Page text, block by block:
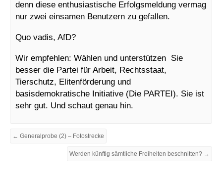
denn diese enthusiastische Erfolgsmeldung vermag
nur zwei einsamen Benutzern zu gefallen.
Quo vadis, AfD?
Wir empfehlen: Wählen und unterstützen Sie
besser die Partei für Arbeit, Rechtsstaat,
Tierschutz, Elitenförderung und
basisdemokratische Initiative (Die PARTEI). Sie ist
sehr gut. Und schaut genau hin.
← Generalprobe (2) – Fotostrecke
Werden künftig sämtliche Freiheiten beschnitten? →